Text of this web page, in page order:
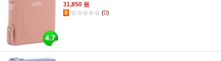
31,850 원
0 ☆☆☆☆☆ (0)